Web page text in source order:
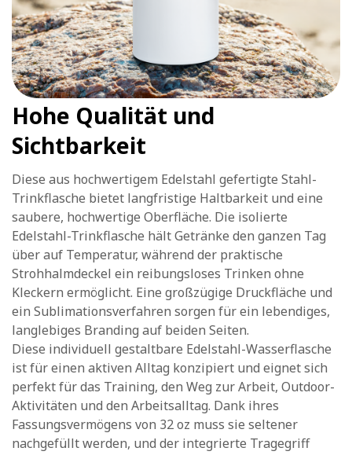
Hohe Qualität und
Sichtbarkeit
Diese aus hochwertigem Edelstahl gefertigte Stahl-
Trinkflasche bietet langfristige Haltbarkeit und eine
saubere, hochwertige Oberfläche. Die isolierte
Edelstahl-Trinkflasche hält Getränke den ganzen Tag
über auf Temperatur, während der praktische
Strohhalmdeckel ein reibungsloses Trinken ohne
Kleckern ermöglicht. Eine großzügige Druckfläche und
ein Sublimationsverfahren sorgen für ein lebendiges,
langlebiges Branding auf beiden Seiten.
Diese individuell gestaltbare Edelstahl-Wasserflasche
ist für einen aktiven Alltag konzipiert und eignet sich
perfekt für das Training, den Weg zur Arbeit, Outdoor-
Aktivitäten und den Arbeitsalltag. Dank ihres
Fassungsvermögens von 32 oz muss sie seltener
nachgefüllt werden, und der integrierte Tragegriff